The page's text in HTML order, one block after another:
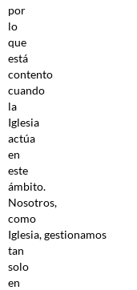
por
lo
que
está
contento
cuando
la
Iglesia
actúa
en
este
ámbito.
Nosotros,
como
Iglesia, gestionamos
tan
solo
en